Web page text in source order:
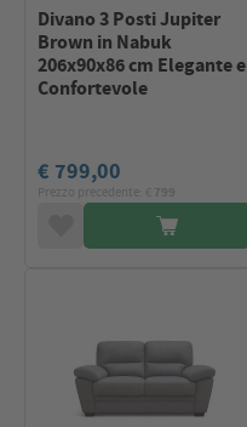
Divano 3 Posti Jupiter
Brown in Nabuk
206x90x86 cm Elegante e
Confortevole
€ 799,00